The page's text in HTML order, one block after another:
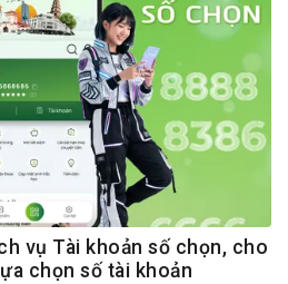
vụ Tài khoản số chọn, cho
chọn số tài khoản